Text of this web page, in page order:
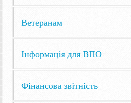
Ветеранам
Інформація для ВПО
Фінансова звітність